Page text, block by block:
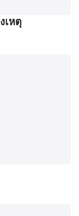
เหตุ